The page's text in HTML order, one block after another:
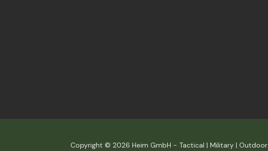
Copyright © 2026 Heim GmbH - Tactical | Military | Outdoor